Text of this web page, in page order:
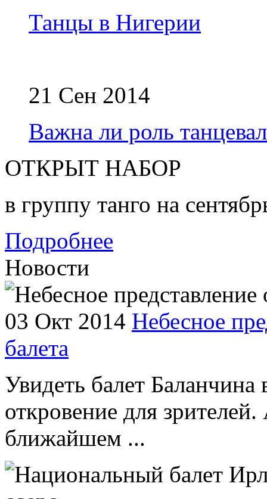
Танцы в Нигерии
21 Сен 2014
Важна ли роль
ОТКРЫТ НАБОР
в группу танго на
Подробнее
Новости
03 Окт 2014 Небесное
балета
Увидеть балет
откровение для
ближайшем ...